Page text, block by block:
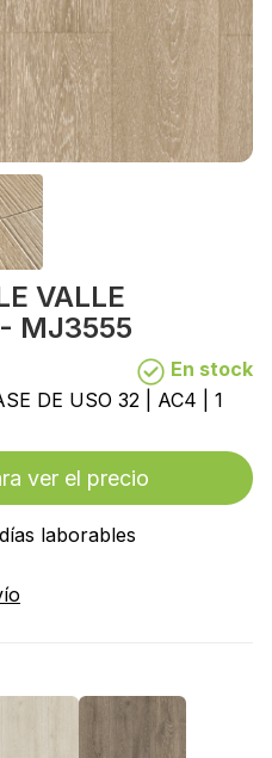
VALLE
MJ3555
En stock
DE USO 32 | AC4 | 1
ver el precio
laborables